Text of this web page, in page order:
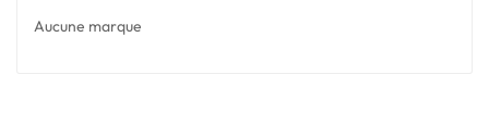
Aucune marque